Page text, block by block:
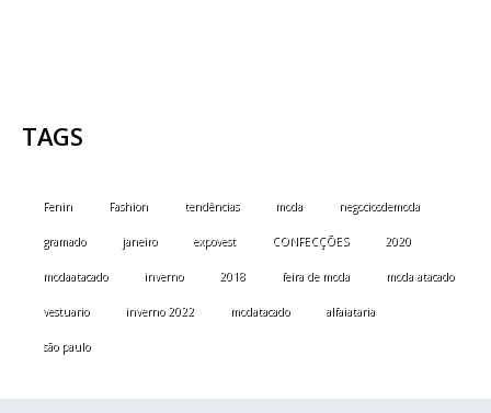
TAGS
Fenin Fashion tendências moda negociosdemoda
gramado janeiro expovest CONFECÇÕES 2020
modaatacado inverno 2018 feira de moda moda atacado
vestuario inverno 2022 modatacado alfaiataria
são paulo